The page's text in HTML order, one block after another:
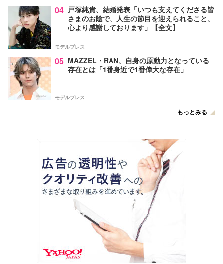
04 戸塚純貴、結婚発表「いつも支えてくださる皆
さまのお陰で、人生の節目を迎えられること、
心より感謝しております」【全文】
モデルプレス
05 MAZZEL・RAN、自身の原動力となっている
存在とは「1番身近で1番偉大な存在」
モデルプレス
もっとみる